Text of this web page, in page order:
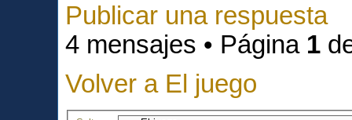
Publicar una respuesta
4 mensajes • Página 1
Volver a El juego